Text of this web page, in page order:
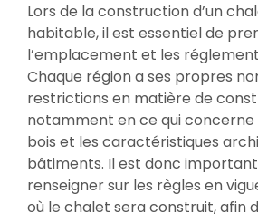
Lors de la construction d’un
habitable, il est essentiel de
l’emplacement et les
Chaque région a ses propres
restrictions en matière de
notamment en ce qui concerne
bois et les caractéristiques
bâtiments. Il est donc
renseigner sur les règles en
où le chalet sera construit, afin